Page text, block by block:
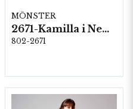
MÖNSTER
2671-Kamilla i New Arezzo
802-2671